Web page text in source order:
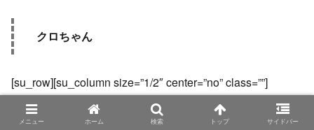
クロちゃん
[su_row][su_column size=”1/2″ center=”no” class=””]
メニュー ホーム 検索 トップ サイドバー